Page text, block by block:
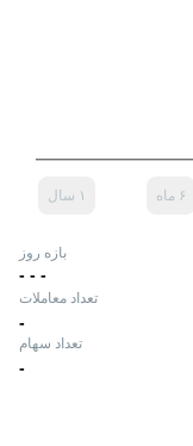
۶ ماه ۱ سال
بازه روز
-
-
-
تعداد معاملات
-
تعداد سهام
-